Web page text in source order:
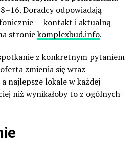
Doradcy odpowiadają
— kontakt i aktualną
stroniekomplexbud.info.
z konkretnym pytaniem
zmienia się wraz
najlepsze lokale w każdej
niż wynikałoby to z ogólnych